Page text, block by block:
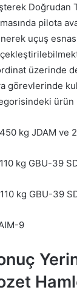
Doğrudan
pilota
uçuş
üzerinde
görevlerinde
kg JDAM ve
kg GBU-39
kg GBU-39
9